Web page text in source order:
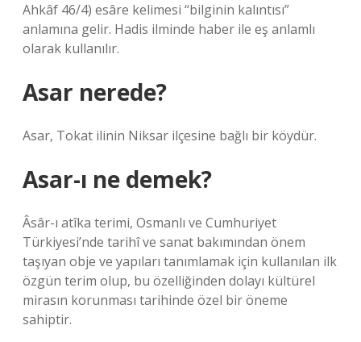
Ahkâf 46/4) esâre kelimesi “bilginin kalıntısı”
anlamına gelir. Hadis ilminde haber ile eş anlamlı
olarak kullanılır.
Asar nerede?
Asar, Tokat ilinin Niksar ilçesine bağlı bir köydür.
Asar-ı ne demek?
Âsâr-ı atîka terimi, Osmanlı ve Cumhuriyet
Türkiyesi’nde tarihî ve sanat bakımından önem
taşıyan obje ve yapıları tanımlamak için kullanılan ilk
özgün terim olup, bu özelliğinden dolayı kültürel
mirasın korunması tarihinde özel bir öneme
sahiptir.